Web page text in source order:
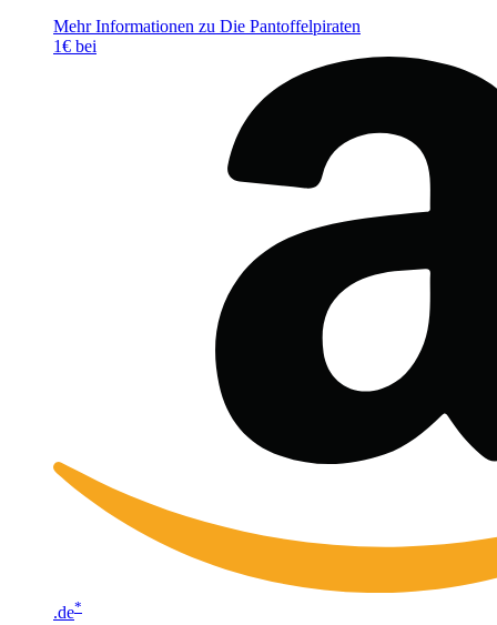
Mehr Informationen zu Die Pantoffelpiraten
1€ bei
.de*